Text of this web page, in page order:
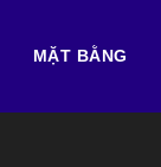
MẶT BẰNG